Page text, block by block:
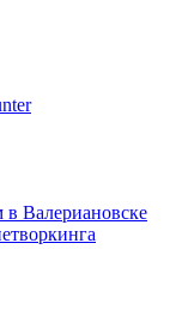
Валериановске